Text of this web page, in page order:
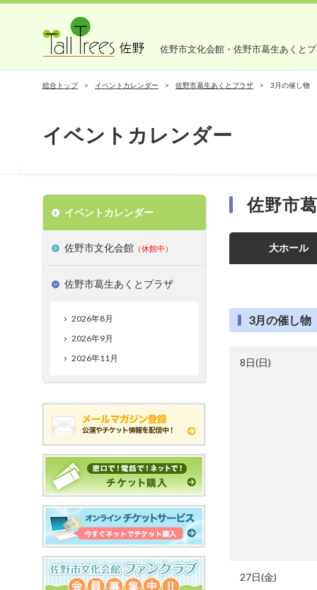
佐野市文化会館・佐野市葛生あくと
総合トップ イベントカレンダー 佐野市葛生あくとプラザ 3月の催し物
イベントカレンダー
佐野市
大ホール
3月の催し物
8日(日)
27日(金)
イベントカレンダー
佐野市文化会館 （休館中）
佐野市葛生あくとプラザ
2026年8月
2026年9月
2026年11月